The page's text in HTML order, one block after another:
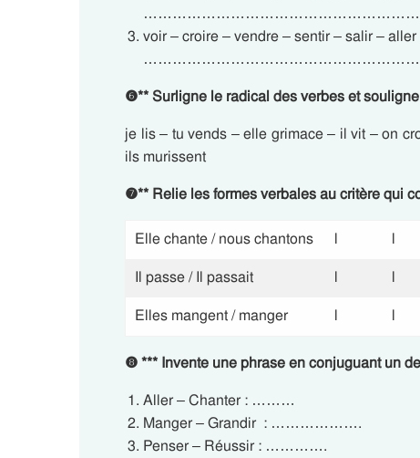
voir – croire – vendre – sentir – salir – aller
❻**Surligne le radical des verbes et
je lis – tu vends – elle grimace – il vit – on
ils murissent
❼** Relie les formes verbales au critère qui
Elle chante / nous chantons l l
Il passe / Il passait
l l
Elles mangent / manger
l l
❽*** Invente une phrase en conjuguant un
Aller – Chanter : ………
Manger – Grandir : ……………….
Penser – Réussir : ………….